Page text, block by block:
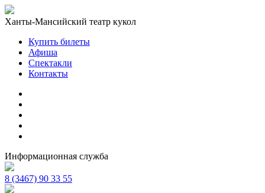
Ханты-Мансийский театр кукол
Купить билеты
Афиша
Спектакли
Контакты
Информационная служба
8 (3467) 90 33 55